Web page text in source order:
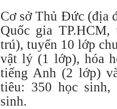
Cơ sở Thủ Đức (địa
Quốc gia
trú), tuyển 10 lớp
vật lý (1 lớp), hóa
tiếng Anh (2 lớp)
tiêu: 350 học
sinh.